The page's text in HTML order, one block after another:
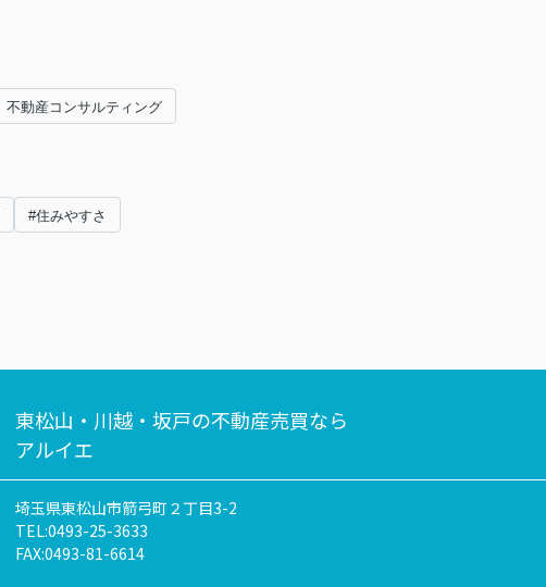
不動産コンサルティング
#住みやすさ
東松山・川越・坂戸の不動産売買なら
アルイエ
埼玉県東松山市箭弓町２丁目3-2
TEL:0493-25-3633
FAX:0493-81-6614